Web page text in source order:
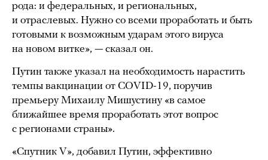
рода: и федеральных, и региональных,
и отраслевых. Нужно со всеми проработать и быть
готовыми к возможным ударам этого вируса
на новом витке», — сказал он.
Путин также указал на необходимость нарастить
темпы вакцинации от COVID-19, поручив
премьеру Михаилу Мишустину «в самое
ближайшее время проработать этот вопрос
с регионами страны».
«Спутник V», добавил Путин, эффективно